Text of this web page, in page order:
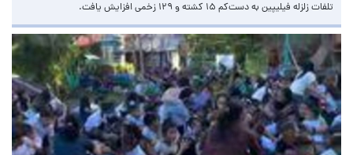
تلفات زلزله فیلیپین به دست‌کم ۱۵ کشته و ۱۲۹ زخمی افزایش یافت.